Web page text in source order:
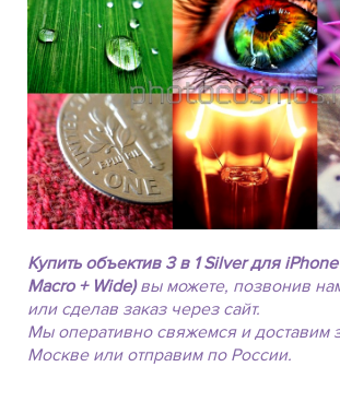
Купить объектив 3 в 1 Silver для
Macro + Wide)вы можете, позвонив
или сделав заказ через сайт.
Мы оперативно свяжемся и доставим
Москве или отправим по России.